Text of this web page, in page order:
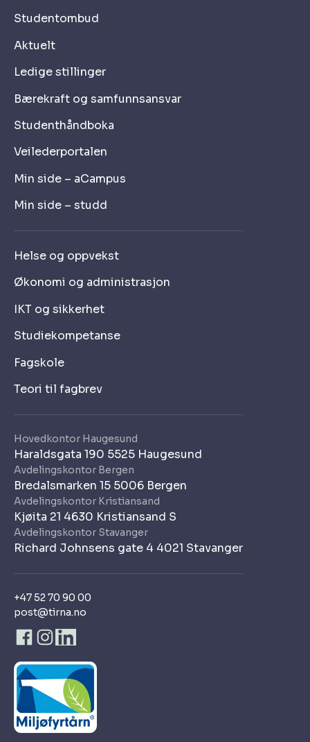
+47 52 70 90 00
post@tirna.no
Hovedkontor Haugesund
Haraldsgata 190 5525 Haugesund
Avdelingskontor Bergen
Bredalsmarken 15 5006 Bergen
Avdelingskontor Kristiansand
Kjøita 21 4630 Kristiansand S
Avdelingskontor Stavanger
Richard Johnsens gate 4 4021 Stavanger
Studentombud
Aktuelt
Ledige stillinger
Bærekraft og samfunnsansvar
Studenthåndboka
Veilederportalen
Min side – aCampus
Min side – studd
Helse og oppvekst
Økonomi og administrasjon
IKT og sikkerhet
Studiekompetanse
Fagskole
Teori til fagbrev